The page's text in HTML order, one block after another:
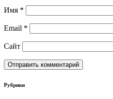
Имя *
Email *
Сайт
Рубрики